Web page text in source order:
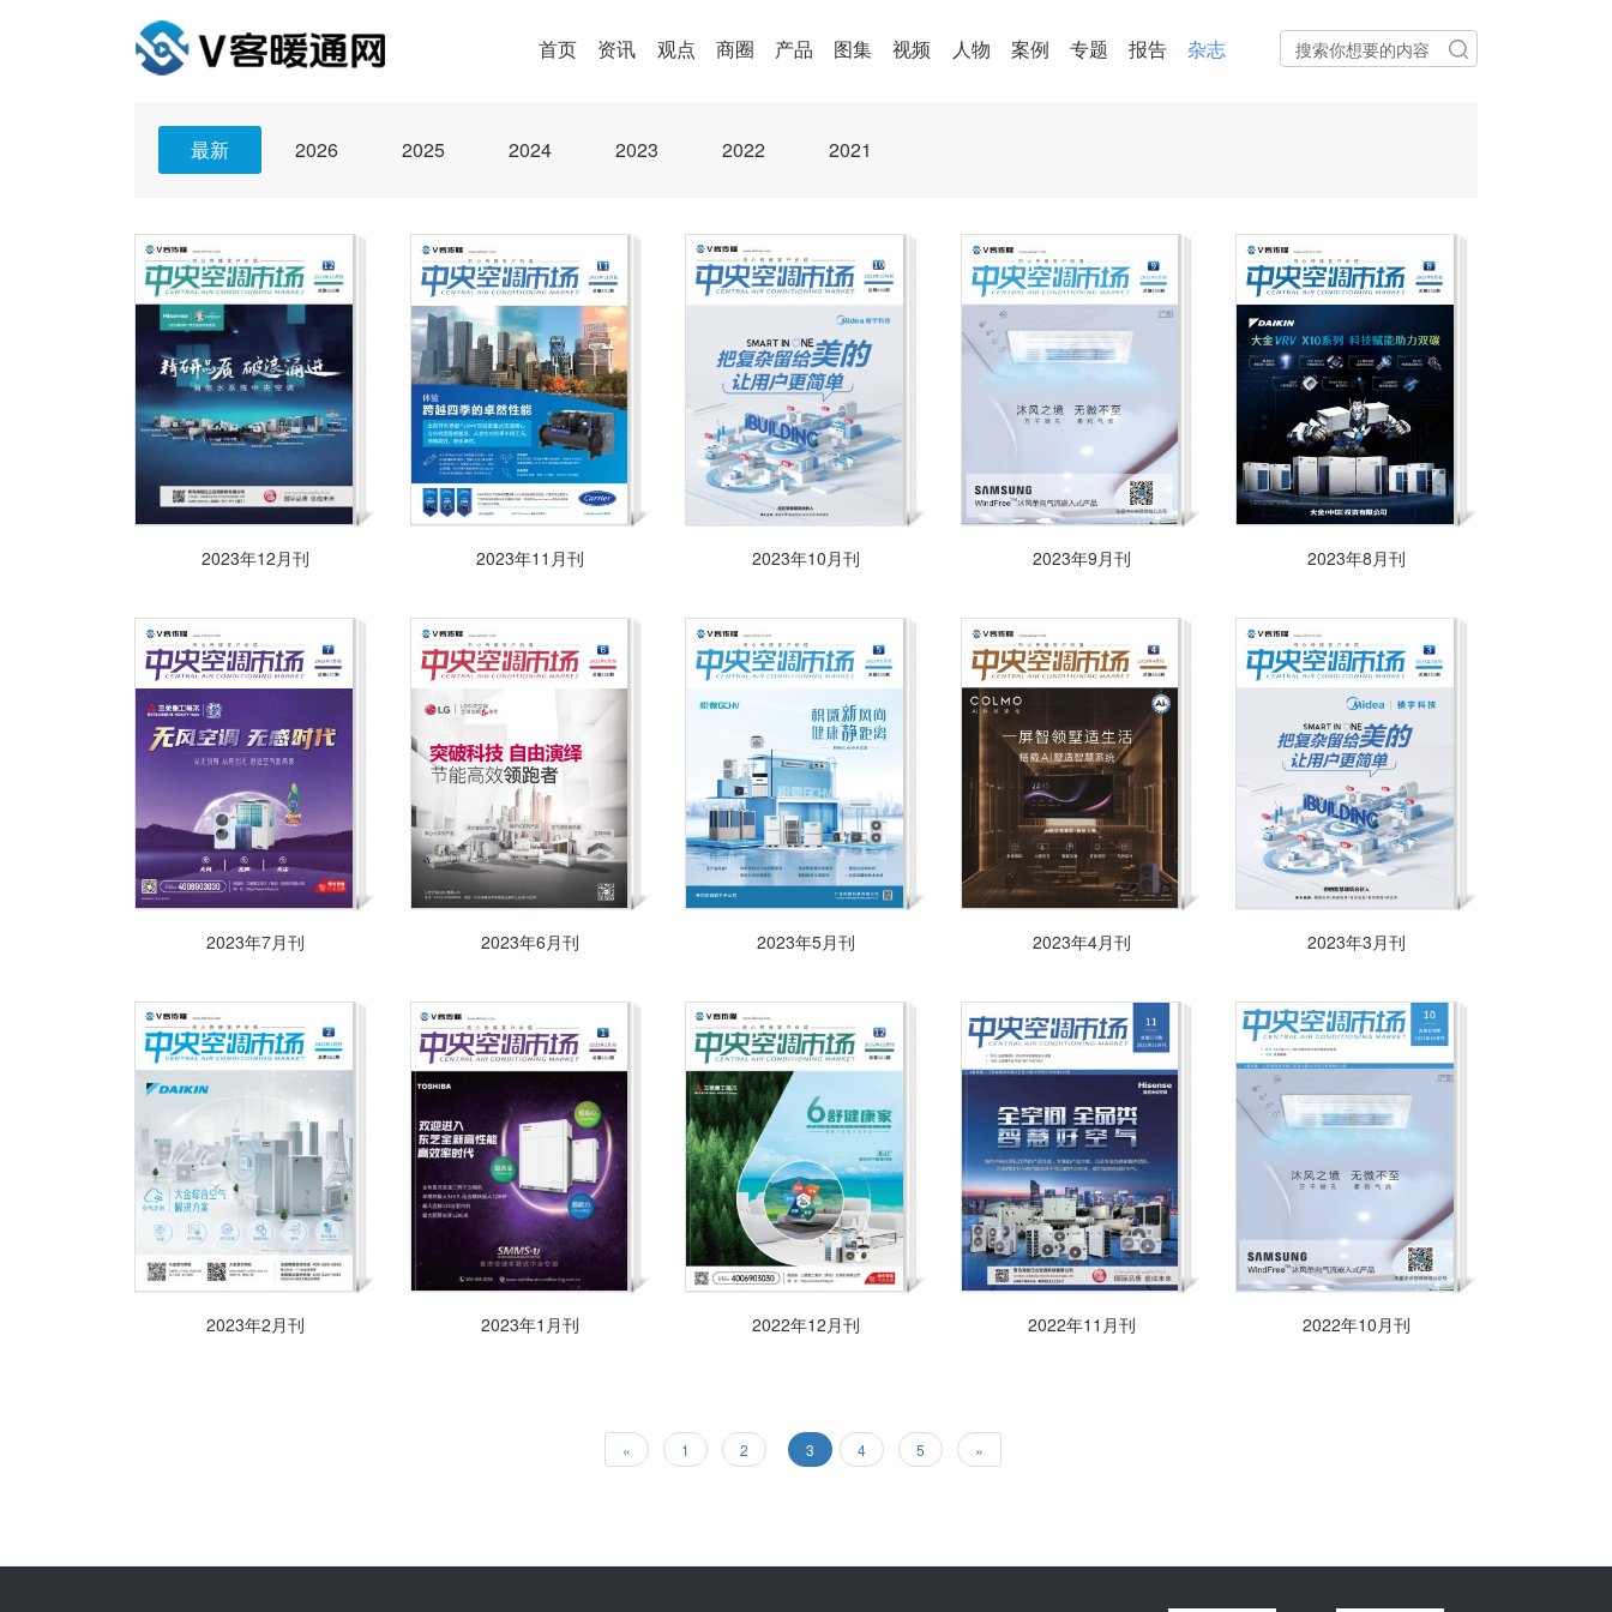
首页 资讯 观点 商圈 产品 图集 视频 人物 案例 专题 报告 杂志
最新 2026 2025 2024 2023 2022 2021
2023年12月刊 2023年11月刊 2023年10月刊 2023年9月刊 2023年8月刊
2023年7月刊 2023年6月刊 2023年5月刊 2023年4月刊 2023年3月刊
2023年2月刊 2023年1月刊 2022年12月刊 2022年11月刊 2022年10月刊
« 1 2 3 4 5 »